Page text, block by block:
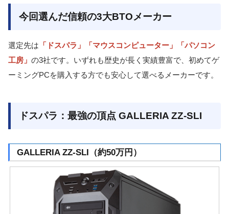
今回選んだ信頼の3大BTOメーカー
選定先は 「ドスパラ」「マウスコンピューター」「パソコン
工房」 の3社です。いずれも歴史が長く実績豊富で、初めてゲ
ーミングPCを購入する方でも安心して選べるメーカーです。
ドスパラ：最強の頂点 GALLERIA ZZ-SLI
GALLERIA ZZ-SLI（約50万円）